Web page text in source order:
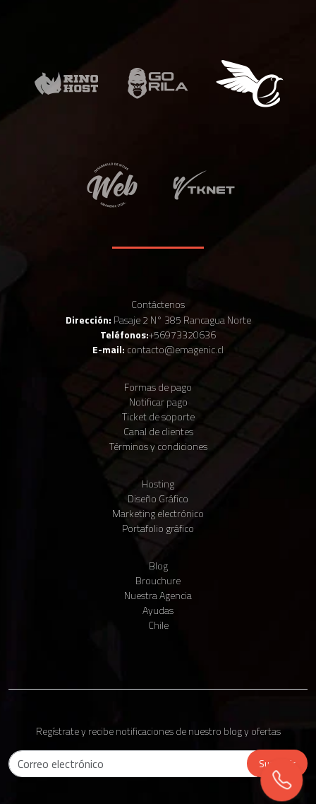
Contáctenos
Dirección: Pasaje 2 N° 385 Rancagua Norte
Teléfonos:+56973320636
E-mail: contacto@emagenic.cl
Formas de pago
Notificar pago
Ticket de soporte
Canal de clientes
Términos y condiciones
Hosting
Diseño Gráfico
Marketing electrónico
Portafolio gráfico
Blog
Brouchure
Nuestra Agencia
Ayudas
Chile
Regístrate y recibe notificaciones de nuestro blog y ofertas
Suscribir
Soporte Técnico
Equipo Emagenic
● Vendedor virtual · En línea
Para comenzar, cuéntanos tu nombre y tu WhatsApp 📱 Te enviaremos